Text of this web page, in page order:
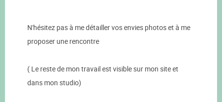
N'hésitez pas à me détailler vos envies photos et à me
proposer une rencontre
( Le reste de mon travail est visible sur mon site et
dans mon studio)